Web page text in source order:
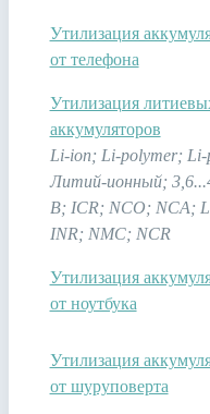
Утилизация
от телефона
Утилизация
аккумуляторов
Li-ion; Li-polymer; Li-
Литий-ионный;
В; ICR; NCO; NCA;
INR; NMC; NCR
Утилизация
от ноутбука
Утилизация
от шуруповерта